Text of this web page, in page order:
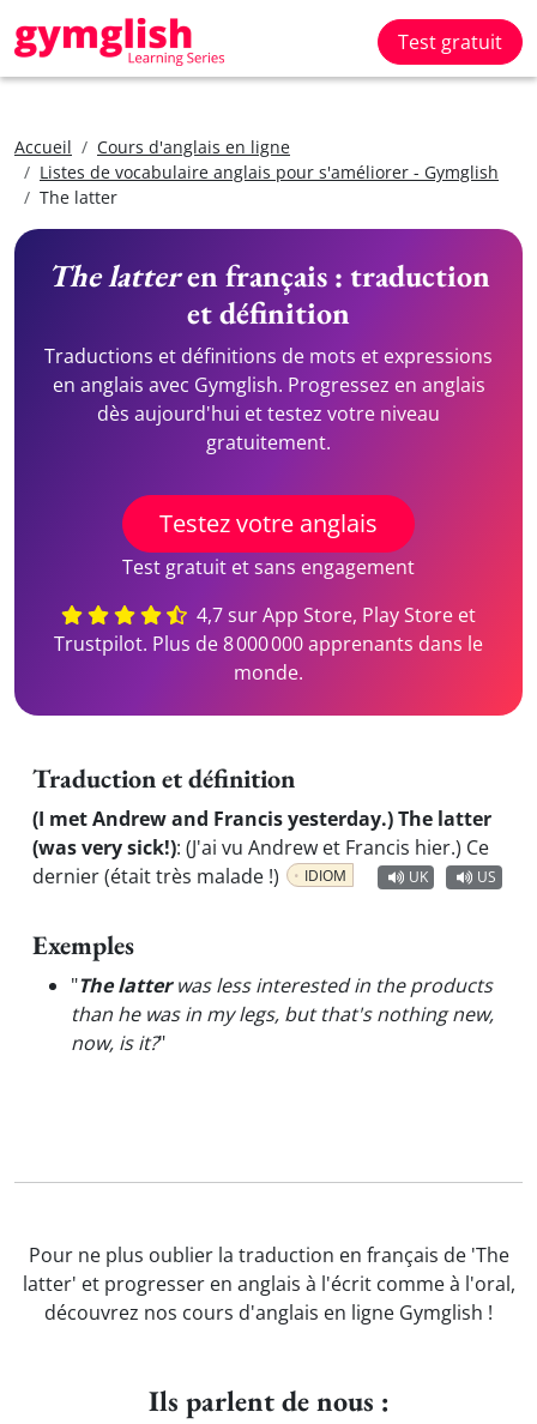
Test gratuit
Accueil
Cours d'anglais en ligne
Listes de vocabulaire anglais pour s'améliorer - Gymglish
The latter
The latteren français : traduction
et définition
Traductions et définitions de mots et expressions
en anglais avec Gymglish. Progressez en anglais
dès aujourd'hui et testez votre niveau
gratuitement.
Testez votre anglais
Test gratuit et sans engagement
4,7 sur App Store, Play Store et
Trustpilot. Plus de 8 000 000 apprenants dans le
monde.
Traduction et définition
(I met Andrew and Francis yesterday.) The latter
(was very sick!): (J'ai vu Andrew et Francis hier.) Ce
dernier (était très malade !)
IDIOM UK US
Exemples
"The latterwas less interested in the products
than he was in my legs, but that's nothing new,
now, is it?"
Pour ne plus oublier la traduction en français de 'The
latter' et progresser en anglais à l'écrit comme à l'oral,
découvrez nos cours d'anglais en ligne Gymglish !
Ils parlent de nous :